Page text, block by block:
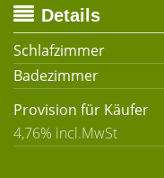
Details
Schlafzimmer
Badezimmer
Provision für Käufer
4,76% incl.MwSt